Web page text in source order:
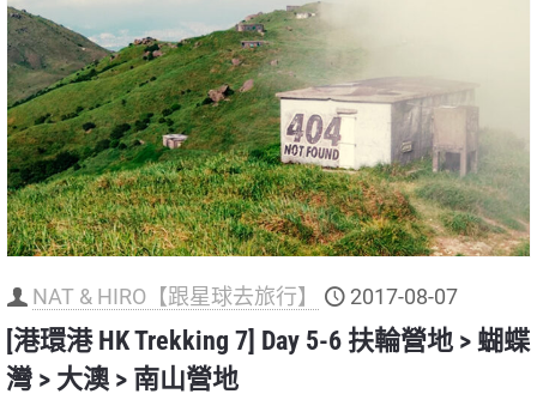
NAT & HIRO【跟星球去旅行】 2017-08-07
[港環港 HK Trekking 7] Day 5-6 扶輪營地 > 蝴蝶
灣 > 大澳 > 南山營地